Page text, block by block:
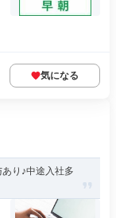
気になる
り♪中途入社多